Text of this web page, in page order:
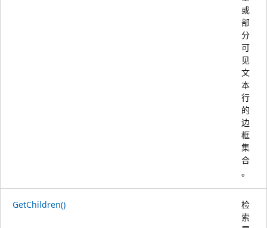
或
部
分
可
见
文
本
行
的
边
框
集
合
。
GetChildren()
检
索